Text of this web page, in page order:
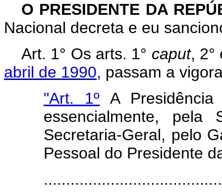
O PRESIDENTE DA
Nacional decreta e eu
Art. 1° Os arts. 1° caput, 2°
abril de 1990, passam a
"Art. 1º A
essencialmente, pela
Secretaria-Geral, pelo
Pessoal do Presidente